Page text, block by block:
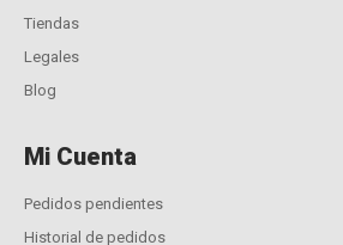
Tiendas
Legales
Blog
Mi Cuenta
Pedidos pendientes
Historial de pedidos